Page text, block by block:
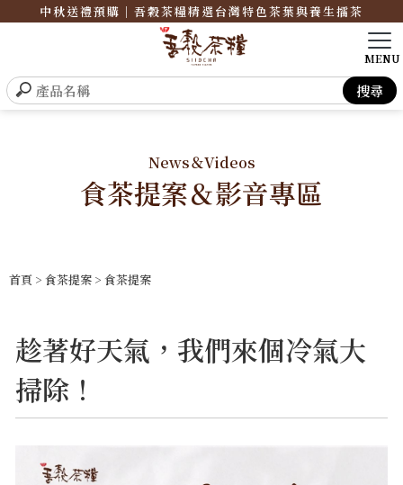
中秋送禮預購｜吾穀茶糧精選台灣特色茶葉與養生擂茶
News＆Videos
食茶提案＆影音專區
首頁 > 食茶提案 > 食茶提案
趁著好天氣，我們來個冷氣大
掃除！